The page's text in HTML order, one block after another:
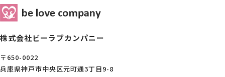
株式会社ビーラブカンパニー
〒650-0022
兵庫県神戸市中央区元町通3丁目9-8